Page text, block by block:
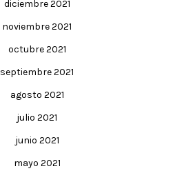
diciembre 2021
noviembre 2021
octubre 2021
septiembre 2021
agosto 2021
julio 2021
junio 2021
mayo 2021